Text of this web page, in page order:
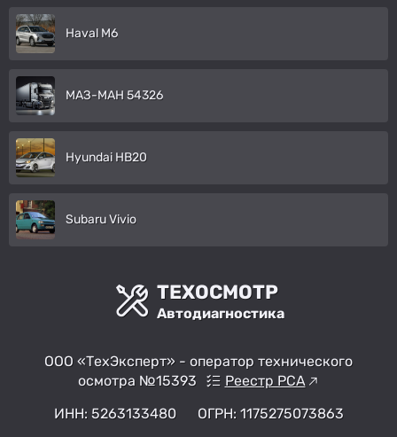
Haval M6
МАЗ-МАН 54326
Hyundai HB20
Subaru Vivio
ТЕХОСМОТР
Автодиагностика
ООО «ТехЭксперт» - оператор технического
осмотра №15393
Реестр РСА
ИНН: 5263133480
ОГРН: 1175275073863